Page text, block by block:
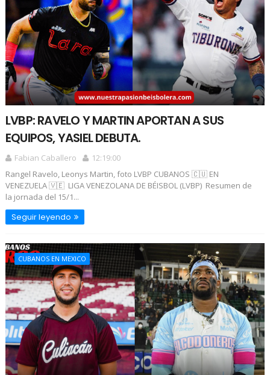
LVBP: RAVELO Y MARTIN APORTAN A SUS
EQUIPOS, YASIEL DEBUTA.
Fabian Caballero
12:19:00
Rangel Ravelo, Leonys Martin, foto LVBP CUBANOS 🇨🇺 EN
VENEZUELA 🇻🇪 LIGA VENEZOLANA DE BÉISBOL (LVBP) Resumen de
la jornada del 15/1...
Seguir leyendo
CUBANOS EN MEXICO